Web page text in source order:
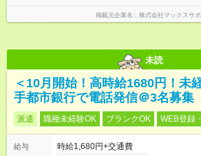
掲載元企業名 株式会社マックスサポ
未読
＜10月開始！高時給1680円！未
手都市銀行で電話発信＠3名募集
派遣 職種未経験OK ブランクOK WEB登録
給与
時給1,680円+交通費